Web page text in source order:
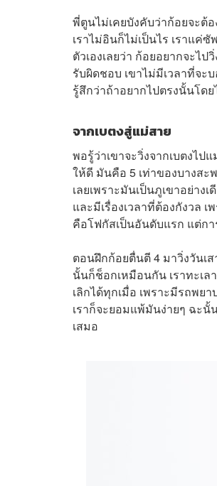
พี่ตูนไม่เคยบังคับว่าก้อยจะต้อ
เราไม่อินก็ไม่เป็นไร เราแ
ตัวเองเลยว่า ก้อยอยากจะไ
รับผิดชอบ เขาไม่มีเวลาที่จะ
รู้สึกว่าถ้าอยากไปตรงนั้นโด
จากเบตงสู่แม่สาย
พอรู้ว่าเขาจะวิ่งจากเบตงไ
ให้ดี มันคือ 5 เท่าของบางส
เลยเพราะมันเป็นภูเขาอย่าง
และมีเรื่องเวลาที่ต้องกังวล
คือโฟกัสเป็นอันดับแรก แต่ก
ตอนฝึกก้อยตื่นตี 4 มาวิ่งวันเ
นั้นก็ช็อกเหมือนกัน เราทะเ
เลิกได้ทุกเมื่อ เพราะมีรถพย
เราก็จะยอมแพ้มันง่ายๆ ฉะนั้
เสมอ